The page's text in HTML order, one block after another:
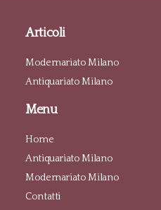
Articoli
Modernariato Milano
Antiquariato Milano
Menu
Home
Antiquariato Milano
Modernariato Milano
Contatti